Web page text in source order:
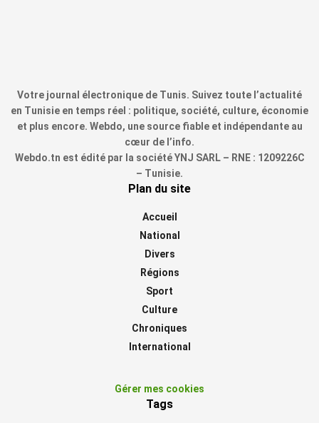
Votre journal électronique de Tunis. Suivez toute l’actualité
en Tunisie en temps réel : politique, société, culture, économie
et plus encore. Webdo, une source fiable et indépendante au
cœur de l’info.
Webdo.tn est édité par la société YNJ SARL – RNE : 1209226C
– Tunisie.
Plan du site
Accueil
National
Divers
Régions
Sport
Culture
Chroniques
International
Gérer mes cookies
Tags